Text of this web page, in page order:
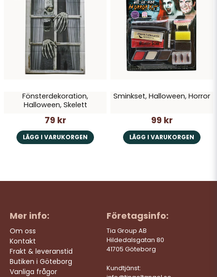
Fönsterdekoration,
Halloween, Skelett
79 kr
LÄGG I VARUKORGEN
Sminkset, Halloween, Horror
99 kr
LÄGG I VARUKORGEN
Mer info:
Om oss
Kontakt
Frakt & leveranstid
Butiken i Göteborg
Vanliga frågor
Företagsinfo:
Tia Group AB
Hildedalsgatan 80
41705 Göteborg
Kundtjänst: